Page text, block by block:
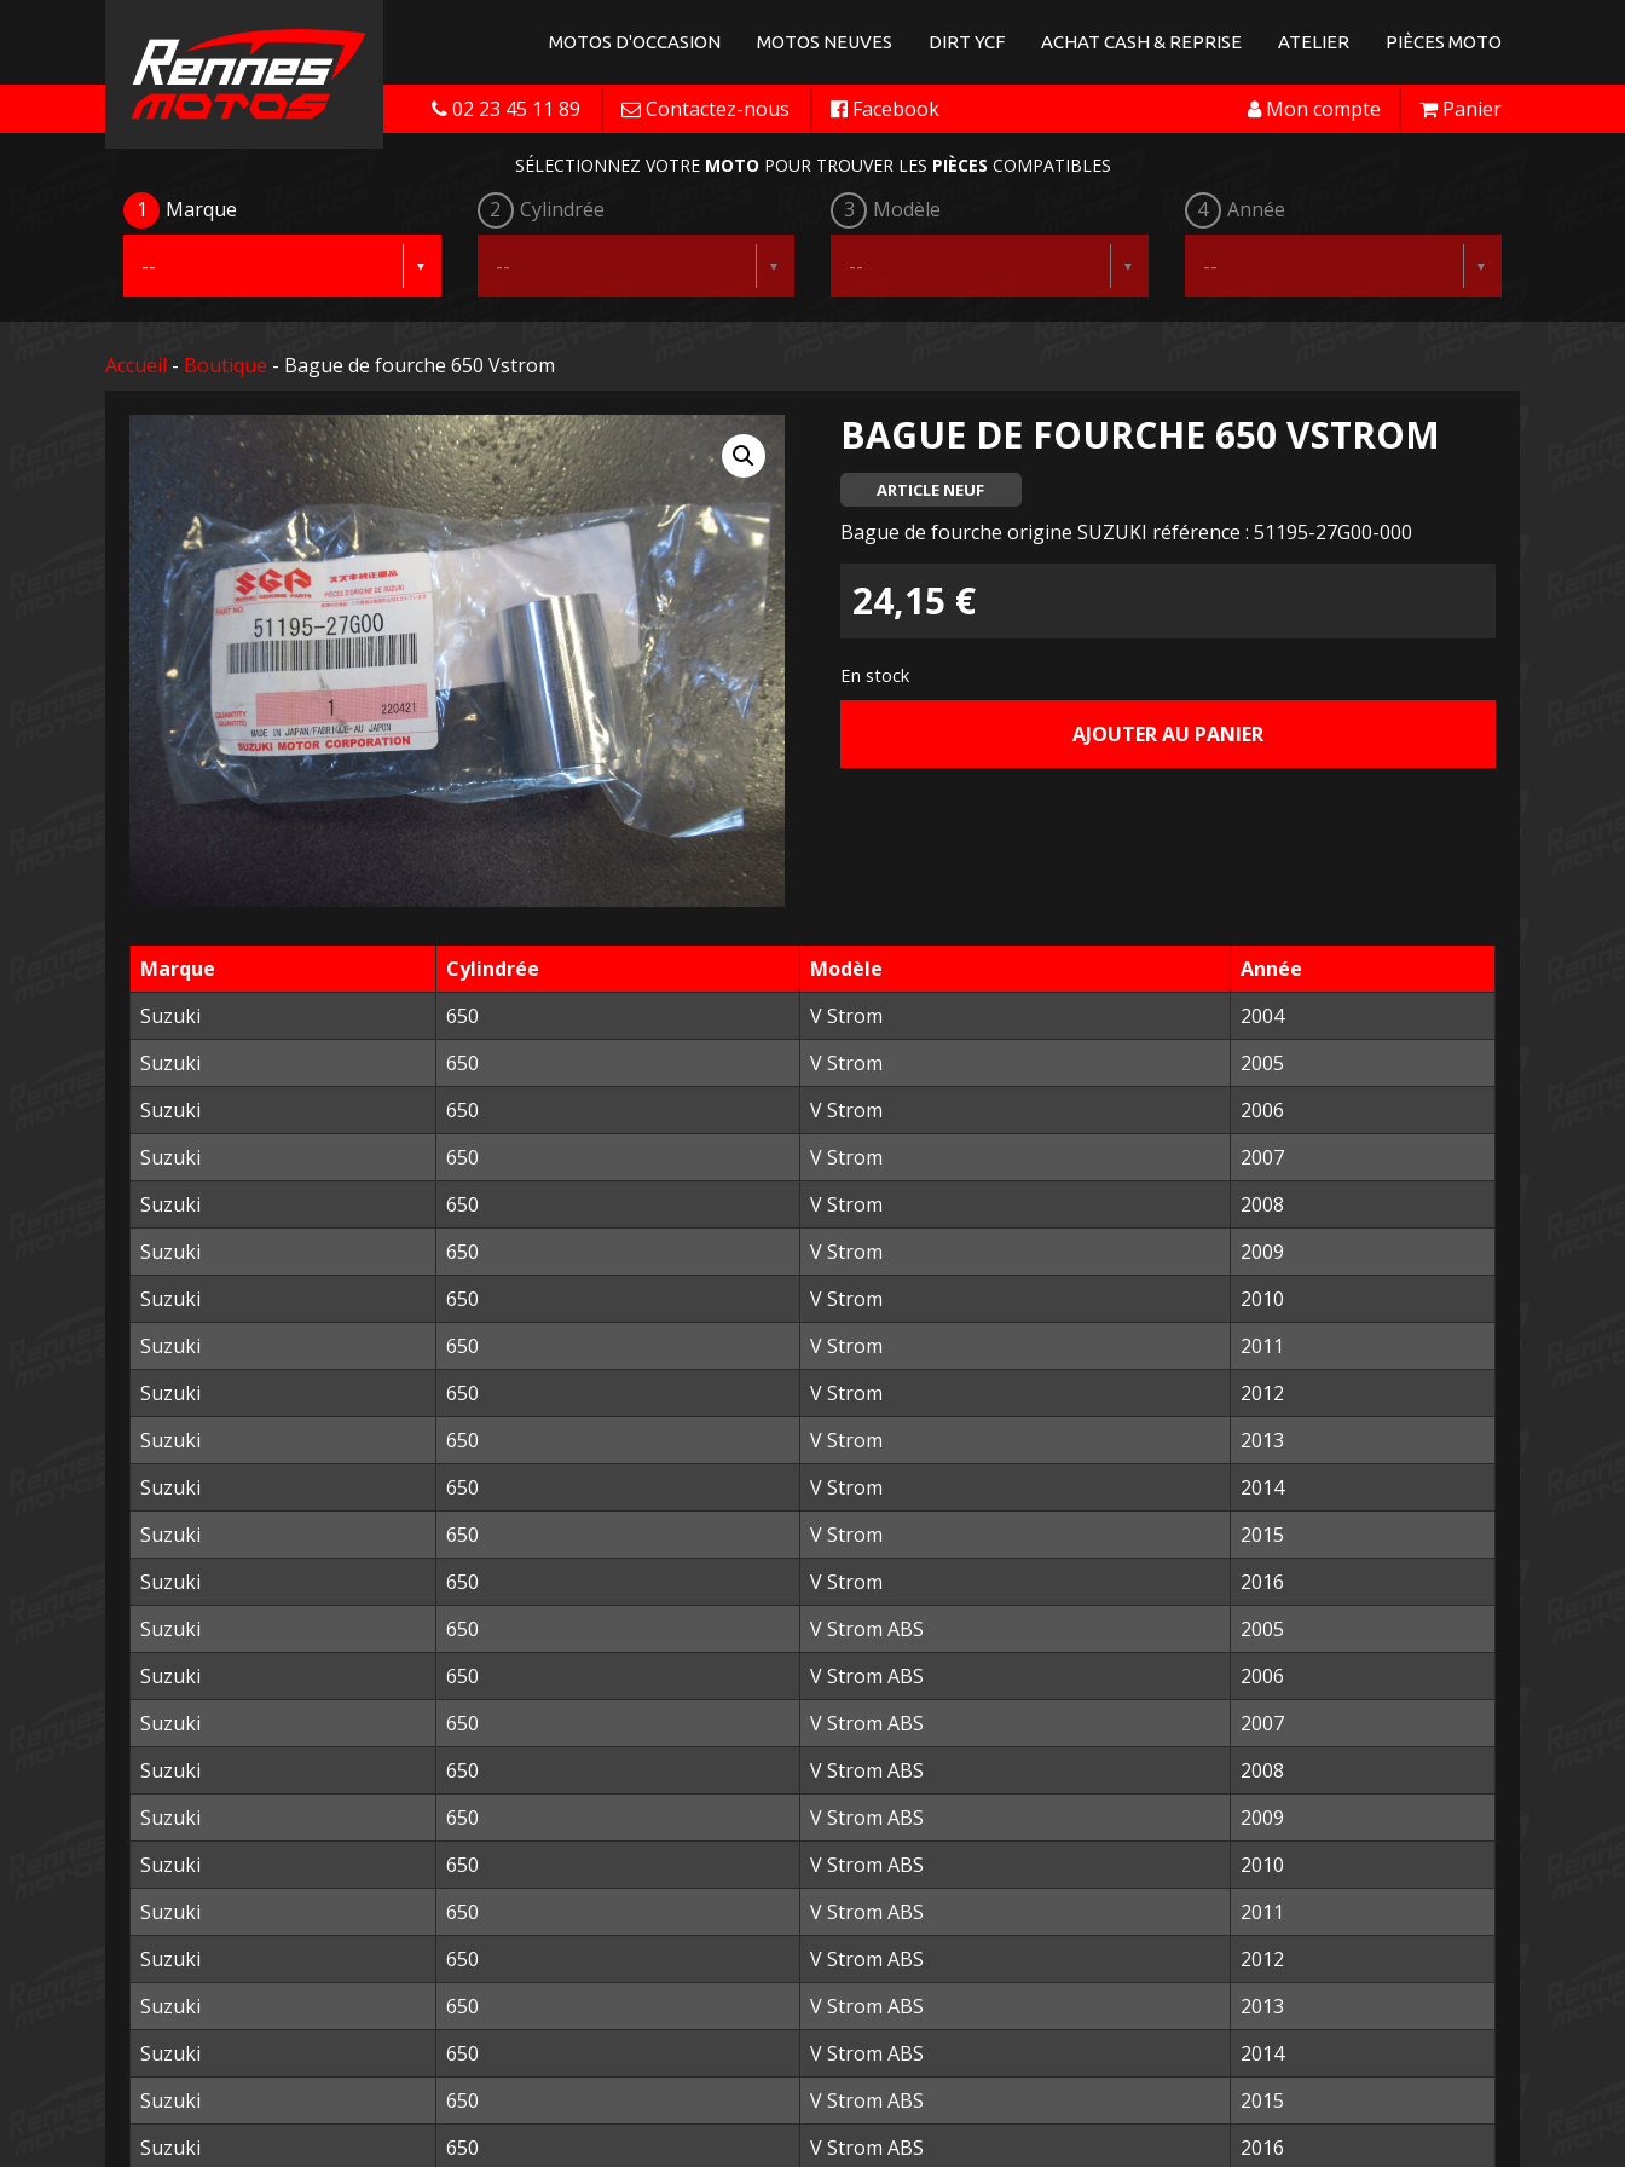
MOTOS D'OCCASION MOTOS NEUVES DIRT YCF ACHAT CASH & REPRISE ATELIER PIÈCES MOTO
02 23 45 11 89 Contactez-nous Facebook Panier
Mon compte
SÉLECTIONNEZ VOTRE MOTO POUR TROUVER LES PIÈCES COMPATIBLES
1 Marque 2 Cylindrée 3 Modèle 4 Année
Accueil - Boutique - Bague de fourche 650 Vstrom
BAGUE DE FOURCHE 650 VSTROM
ARTICLE NEUF
Bague de fourche origine SUZUKI référence : 51195-27G00-000
24,15 €
En stock
AJOUTER AU PANIER
Marque Cylindrée Modèle
Année
Suzuki
650 V Strom
2004
Suzuki
650 V Strom
2005
Suzuki
650 V Strom
2006
Suzuki
650 V Strom
2007
Suzuki
650 V Strom
2008
Suzuki
650 V Strom
2009
Suzuki
650 V Strom
2010
Suzuki
650 V Strom
2011
Suzuki
650 V Strom
2012
Suzuki
650 V Strom
2013
Suzuki
650 V Strom
2014
Suzuki
650 V Strom
2015
Suzuki
650 V Strom
2016
Suzuki
650 V Strom ABS
2005
Suzuki
650 V Strom ABS
2006
Suzuki
650 V Strom ABS
2007
Suzuki
650 V Strom ABS
2008
Suzuki
650 V Strom ABS
2009
Suzuki
650 V Strom ABS
2010
Suzuki
650 V Strom ABS
2011
Suzuki
650 V Strom ABS
2012
Suzuki
650 V Strom ABS
2013
Suzuki
650 V Strom ABS
2014
Suzuki
650 V Strom ABS
2015
Suzuki
650 V Strom ABS 2016